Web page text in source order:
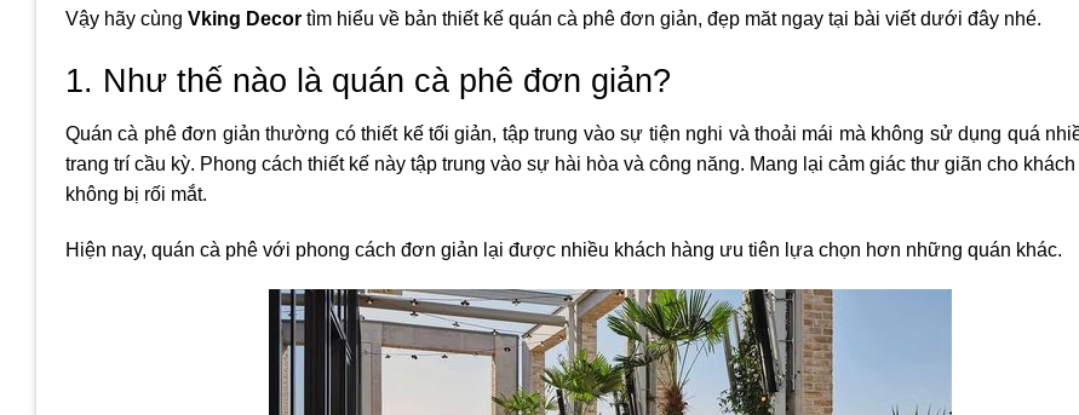
Vậy hãy cùng Vking Decor tìm hiểu về bản thiết kế quán cà phê đơn giản, đẹp măt ngay tại bài viết dưới đây nhé.
1. Như thế nào là quán cà phê đơn giản?
Quán cà phê đơn giản thường có thiết kế tối giản, tập trung vào sự tiện nghi và thoải mái mà không sử dụng quá
trang trí cầu kỳ. Phong cách thiết kế này tập trung vào sự hài hòa và công năng. Mang lại cảm giác thư giãn cho khách
không bị rối mắt.
Hiện nay, quán cà phê với phong cách đơn giản lại được nhiều khách hàng ưu tiên lựa chọn hơn những quán khác.